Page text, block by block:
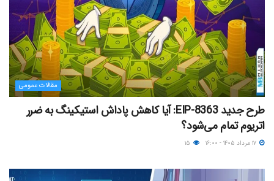
مقالات عمومی
طرح جدید EIP-8363: آیا کاهش پاداش استیکینگ به ضرر
اتریوم تمام می‌شود؟